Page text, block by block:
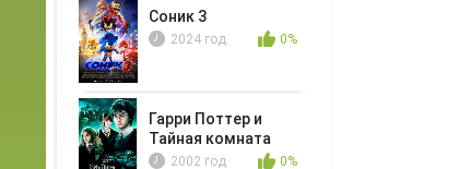
Соник 3
2024 год 0%
Гарри Поттер и
Тайная комната
2002 год 0%